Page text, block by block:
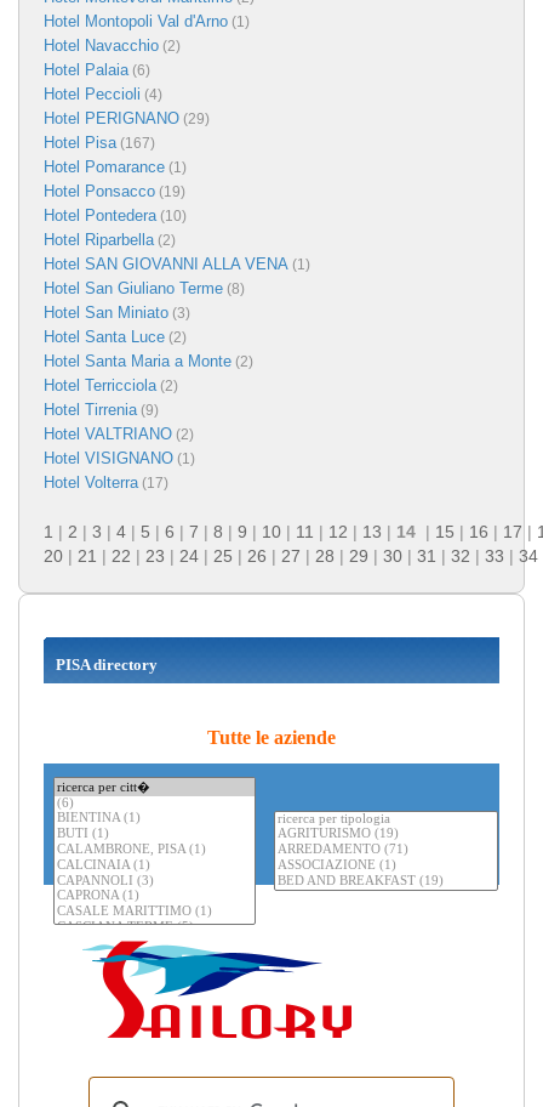
Hotel Montopoli Val d'Arno (1)
Hotel Navacchio (2)
Hotel Palaia (6)
Hotel Peccioli (4)
Hotel PERIGNANO (29)
Hotel Pisa (167)
Hotel Pomarance (1)
Hotel Ponsacco (19)
Hotel Pontedera (10)
Hotel Riparbella (2)
Hotel SAN GIOVANNI ALLA VENA (1)
Hotel San Giuliano Terme (8)
Hotel San Miniato (3)
Hotel Santa Luce (2)
Hotel Santa Maria a Monte (2)
Hotel Terricciola (2)
Hotel Tirrenia (9)
Hotel VALTRIANO (2)
Hotel VISIGNANO (1)
Hotel Volterra (17)
1 | 2 | 3 | 4 | 5 | 6 | 7 | 8 | 9 | 10 | 11 | 12 | 13 | 14 | 15 | 16 | 17 |
20 | 21 | 22 | 23 | 24 | 25 | 26 | 27 | 28 | 29 | 30 | 31 | 32 | 33 | 34
PISA directory
Tutte le aziende